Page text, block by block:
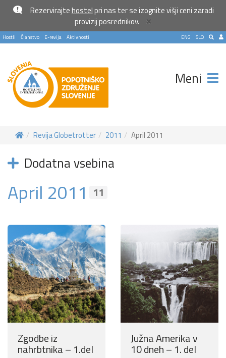
Rezervirajtehostelpri nas ter se izognite višji ceni zaradi
provizij posrednikov.
×
Hostli Članstvo E-revija Aktivnosti SLO
ENG
Meni
Revija Globetrotter 2011 April 2011
Dodatna vsebina
April 2011 11
Zgodbe iz
nahrbtnika – 1.del
Južna Amerika v
10 dneh – 1. del
Pošlji VESELJE5 na 1919 in
doniraj 5 €
Pomagaj otrokom z manj priložnostmi do počitnic na morju.
Ne hvala